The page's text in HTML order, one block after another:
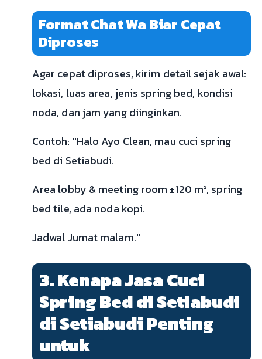
Format Chat Wa Biar Cepat
Diproses
Agar cepat diproses, kirim detail sejak awal:
lokasi, luas area, jenis spring bed, kondisi
noda, dan jam yang diinginkan.
Contoh: "Halo Ayo Clean, mau cuci spring
bed di Setiabudi.
Area lobby & meeting room ±120 m², spring
bed tile, ada noda kopi.
Jadwal Jumat malam."
3. Kenapa Jasa Cuci
Spring Bed di Setiabudi
di Setiabudi Penting
untuk